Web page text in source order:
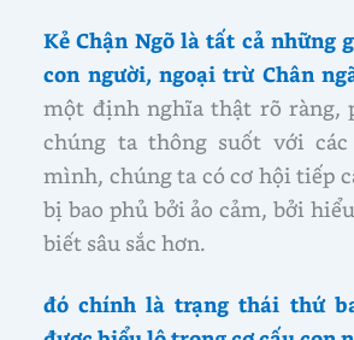
Kẻ Chận Ngõ là tất cả những
con người, ngoại trừ Chân
một định nghĩa thật rõ ràng,
chúng ta thông suốt với
mình, chúng ta có cơ hội tiếp
bị bao phủ bởi ảo cảm, bởi
biết sâu sắc hơn.
đó chính là trạng thái thứ